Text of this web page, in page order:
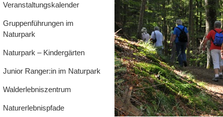
Veranstaltungskalender
Gruppenführungen im
Naturpark
Naturpark – Kindergärten
Junior Ranger:in im Naturpark
Walderlebniszentrum
Naturerlebnispfade